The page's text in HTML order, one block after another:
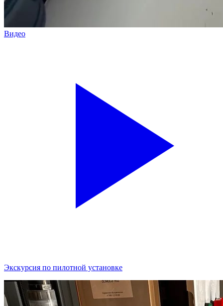
Видео
Экскурсия по пилотной установке